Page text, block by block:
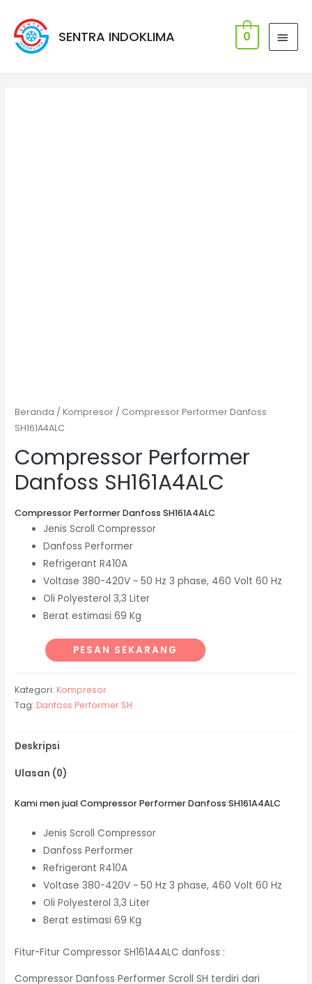
SENTRA INDOKLIMA 0
Beranda /Kompresor / Compressor Performer Danfoss
SH161A4ALC
Compressor Performer
Danfoss SH161A4ALC
Compressor Performer Danfoss SH161A4ALC
Jenis Scroll Compressor
Danfoss Performer
Refrigerant R410A
Voltase 380-420V ~ 50 Hz 3 phase, 460 Volt 60 Hz
Oli Polyesterol 3,3 Liter
Berat estimasi 69 Kg
PESAN SEKARANG
Kategori: Kompresor
Tag: Danfoss Performer SH
Deskripsi
Ulasan (0)
Kami men jual Compressor Performer Danfoss SH161A4ALC
Jenis Scroll Compressor
Danfoss Performer
Refrigerant R410A
Voltase 380-420V ~ 50 Hz 3 phase, 460 Volt 60 Hz
Oli Polyesterol 3,3 Liter
Berat estimasi 69 Kg
Fitur-Fitur Compressor SH161A4ALC danfoss :
Compressor Danfoss Performer Scroll SH terdiri dari